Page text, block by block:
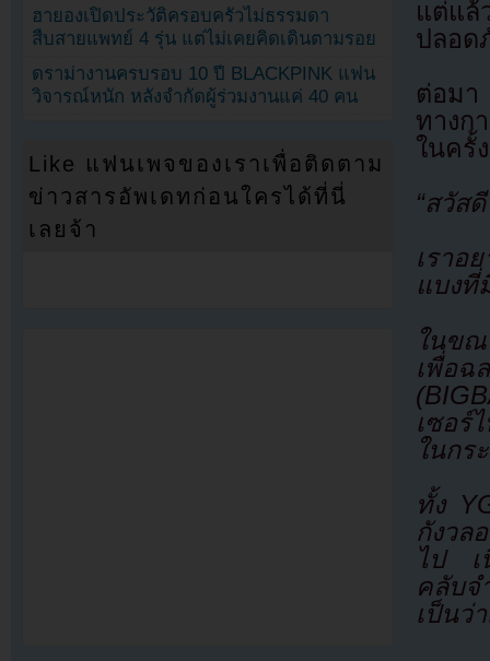
แต่แล้
ปลอด
ต่อมา
ทางก
ในครั้
“สวัส
เราอ
แบงที่
ในขณ
เพื่อ
เซอร์
ในกร
ทั้ง
กังวล
ไป เ
คลับจ
เป็นว่
ฮายองเปิดประวัติครอบครัวไม่ธรรมดา
สืบสายแพทย์ 4 รุ่น แต่ไม่เคยคิดเดินตามรอย
ดราม่างานครบรอบ 10 ปี BLACKPINK แฟน
วิจารณ์หนัก หลังจำกัดผู้ร่วมงานแค่ 40 คน
Like แฟนเพจของเราเพื่อติดตาม
ข่าวสารอัพเดทก่อนใครได้ที่นี่
เลยจ้า